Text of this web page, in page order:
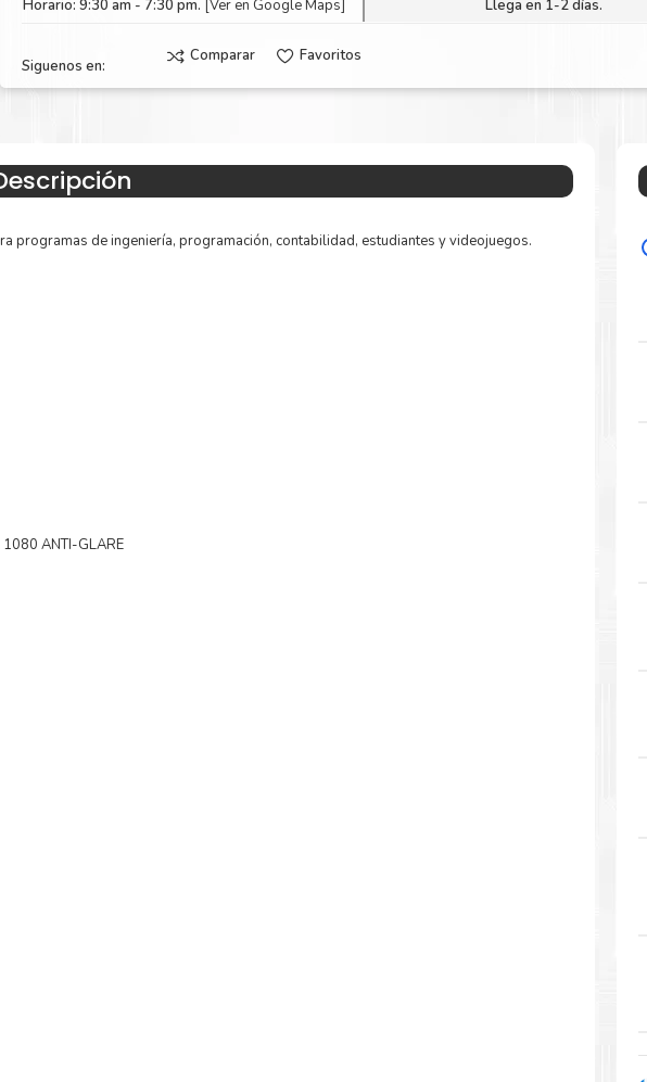
Horario: 9:30 am - 7:30 pm. [Ver en Google Maps]
Llega en 1-2 días.
Siguenos en:
Comparar Favoritos
programas de ingeniería, programación, contabilidad, estudiantes y videojuegos.
1080 ANTI-GLARE